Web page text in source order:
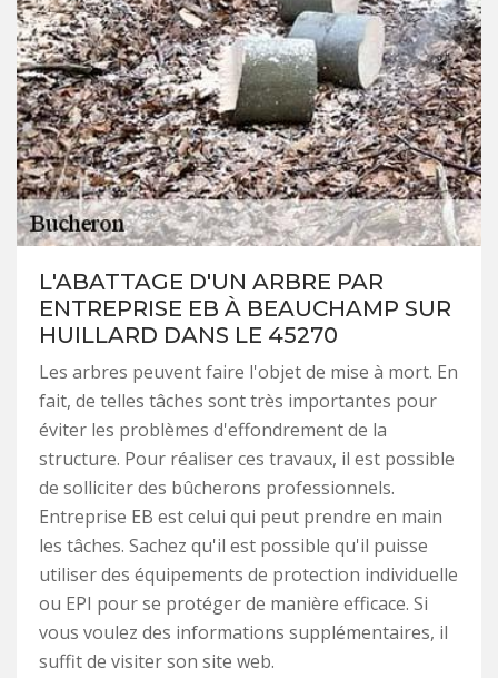
L'ABATTAGE D'UN ARBRE PAR
ENTREPRISE EB À BEAUCHAMP SUR
HUILLARD DANS LE 45270
Les arbres peuvent faire l'objet de mise à mort. En
fait, de telles tâches sont très importantes pour
éviter les problèmes d'effondrement de la
structure. Pour réaliser ces travaux, il est possible
de solliciter des bûcherons professionnels.
Entreprise EB est celui qui peut prendre en main
les tâches. Sachez qu'il est possible qu'il puisse
utiliser des équipements de protection individuelle
ou EPI pour se protéger de manière efficace. Si
vous voulez des informations supplémentaires, il
suffit de visiter son site web.